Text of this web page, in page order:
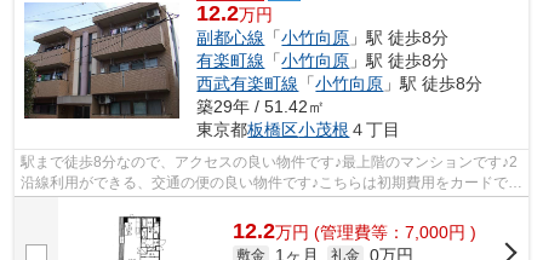
12.2万円
副都心線 「小竹向原 」駅 徒歩8分
有楽町線 「小竹向原 」駅 徒歩8分
西武有楽町線 「小竹向原 」駅 徒歩8分
築29年 / 51.42㎡
東京都板橋区小茂根 ４丁目
駅まで徒歩8分なので、アクセスの良い物件です♪最上階のマンションです♪2
沿線利用ができる、交通の便の良い物件です♪こちらは初期費用をカードでお
支払いいただける物件です♪こちらの...
12.2万円 (管理費等：7,000円 )
敷金 1ヶ月 礼金 0万円